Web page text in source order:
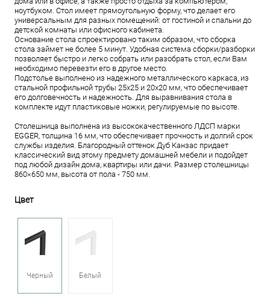
ноутбуком. Стол имеет прямоугольную форму, что делает его
универсальным для разных помещений: от гостиной и спальни до
детской комнаты или офисного кабинета.
Основание стола спроектировано таким образом, что сборка
стола займет не более 5 минут. Удобная система сборки/разборки
позволяет быстро и легко собрать или разобрать стол, если Вам
необходимо перевезти его в другое место.
Подстолье выполнено из надежного металлического каркаса, из
стальной профильной трубы 25х25 и 20х20 мм, что обеспечивает
его долговечность и надежность. Для выравнивания стола в
комплекте идут пластиковые ножки, регулируемые по высоте.
Столешница выполнена из высококачественного ЛДСП марки
EGGER, толщина 16 мм, что обеспечивает прочность и долгий срок
службы изделия. Благородный оттенок Дуб Канзас придает
классический вид этому предмету домашней мебели и подойдет
под любой дизайн дома, квартиры или дачи. Размер столешницы
860×650 мм, высота от пола - 750 мм.
Цвет
Черный Белый